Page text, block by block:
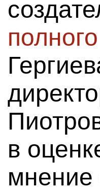
в
мнение